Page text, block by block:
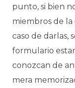
punto, si bien
miembros de la
caso de darlas,
formulario
conozcan de
mera